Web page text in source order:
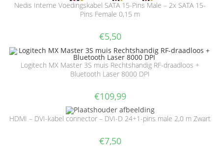
Nedis Interne Voedingskabel SATA 15-Pins Male – 2x SATA 15-
Pins Female 0,15 m
€5,50
Logitech MX Master 3S muis Rechtshandig RF-draadloos +
Bluetooth Laser 8000 DPI
€109,99
HDMI – DVI-kabel connector – DVI-D 24+1-pins male 2,0 m Zwart
€7,50